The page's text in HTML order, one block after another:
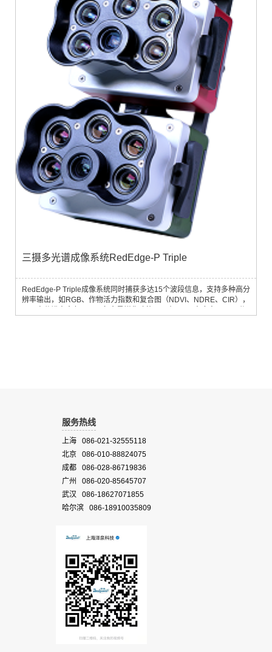
三摄多光谱成像系统RedEdge-P Triple
RedEdge-P Triple成像系统同时捕获多达15个波段信息，支持多种高分
辨率输出，如RGB、作物活力指数和复合图（NDVI、NDRE、CIR），
服务热线
上海 086-021-32555118
北京 086-010-88824075
成都 086-028-86719836
广州 086-020-85645707
武汉 086-18627071855
哈尔滨 086-18910035809